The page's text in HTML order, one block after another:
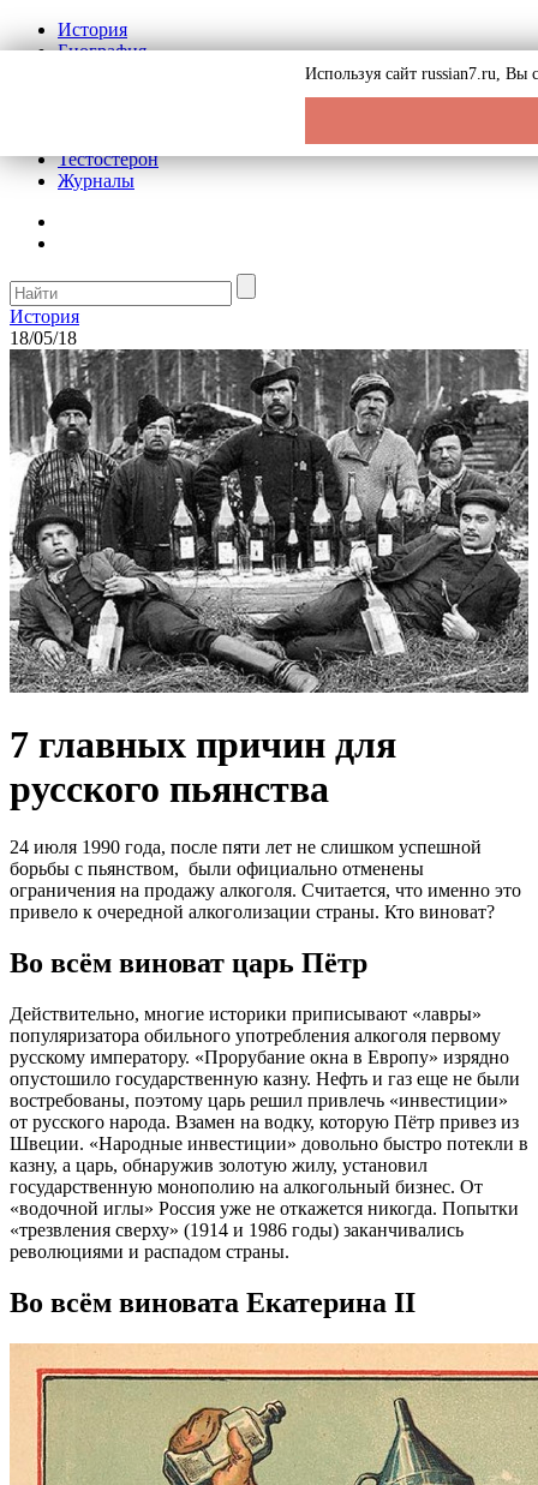
История
Биография
Тестостерон
Журналы
История
18/05/18
7 главных причин для
русского пьянства
24 июля 1990 года, после пяти лет не слишком успешной
борьбы с пьянством, были официально отменены
ограничения на продажу алкоголя. Считается, что именно это
привело к очередной алкоголизации страны. Кто виноват?
Во всём виноват царь Пётр
Действительно, многие историки приписывают «лавры»
популяризатора обильного употребления алкоголя первому
русскому императору. «Прорубание окна в Европу» изрядно
опустошило государственную казну. Нефть и газ еще не были
востребованы, поэтому царь решил привлечь «инвестиции»
от русского народа. Взамен на водку, которую Пётр привез из
Швеции. «Народные инвестиции» довольно быстро потекли в
казну, а царь, обнаружив золотую жилу, установил
государственную монополию на алкогольный бизнес. От
«водочной иглы» Россия уже не откажется никогда. Попытки
«трезвления сверху» (1914 и 1986 годы) заканчивались
революциями и распадом страны.
Во всём виновата Екатерина II
Используя сайт russian7.ru, Вы